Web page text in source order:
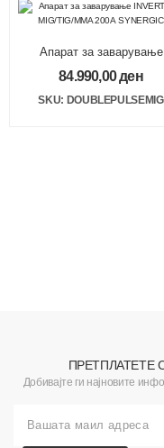
Апарат за заварување
INVERTOR MIG/TIG/MMA
200А SYNERGIC
84.990,00ден
SKU: DOUBLEPULSEMIG
ПРЕТПЛАТЕТЕ
Добивајте ги најновите